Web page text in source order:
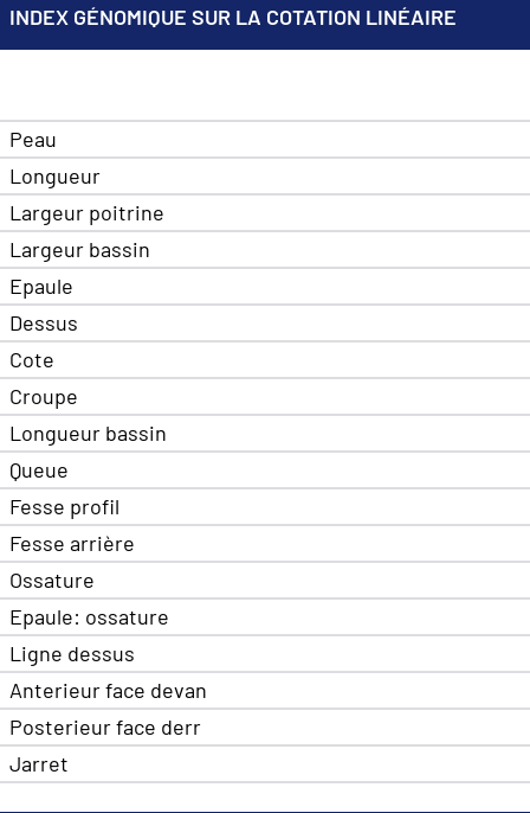
INDEX GÉNOMIQUE SUR LA COTATION LINÉAIRE
Peau
Longueur
Largeur poitrine
Largeur bassin
Epaule
Dessus
Cote
Croupe
Longueur bassin
Queue
Fesse profil
Fesse arrière
Ossature
Epaule: ossature
Ligne dessus
Anterieur face devan
Posterieur face derr
Jarret